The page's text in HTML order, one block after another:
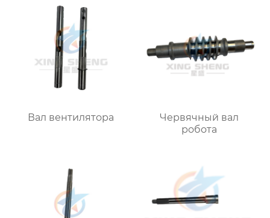
Вал вентилятора
Червячный вал
робота